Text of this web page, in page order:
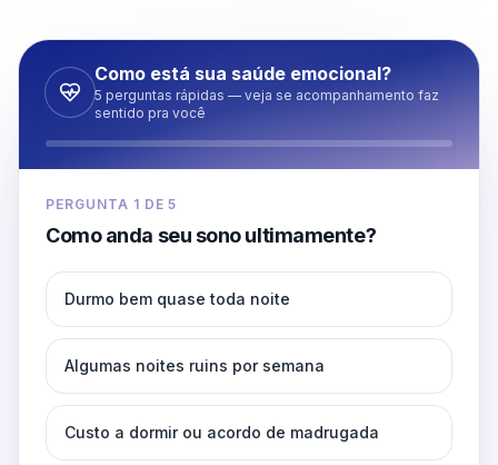
Como está sua saúde emocional?
5 perguntas rápidas — veja se acompanhamento faz
sentido pra você
PERGUNTA 1 DE5
Como anda seu sono ultimamente?
Durmo bem quase toda noite
Algumas noites ruins por semana
Custo a dormir ou acordo de madrugada